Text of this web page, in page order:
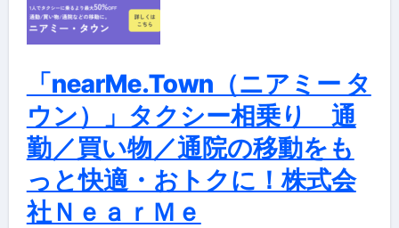
「nearMe.Town（ニアミー タ
ウン）」タクシー相乗り 通
勤／買い物／通院の移動をも
っと快適・おトクに！株式会
社ＮｅａｒＭｅ